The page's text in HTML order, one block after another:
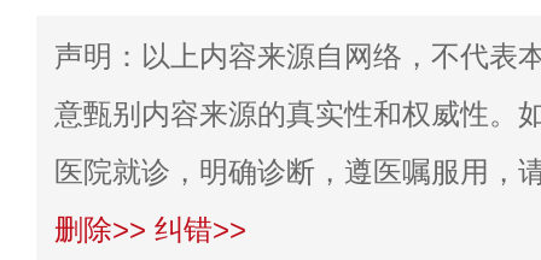
声明：以上内容来源自网络，不代表
意甄别内容来源的真实性和权威性。
医院就诊，明确诊断，遵医嘱服用，
删除>> 纠错>>